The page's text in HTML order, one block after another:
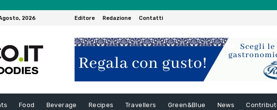
2026 Editore Redazione Contatti
Food Beverage Recipes Travellers Green&Blue News